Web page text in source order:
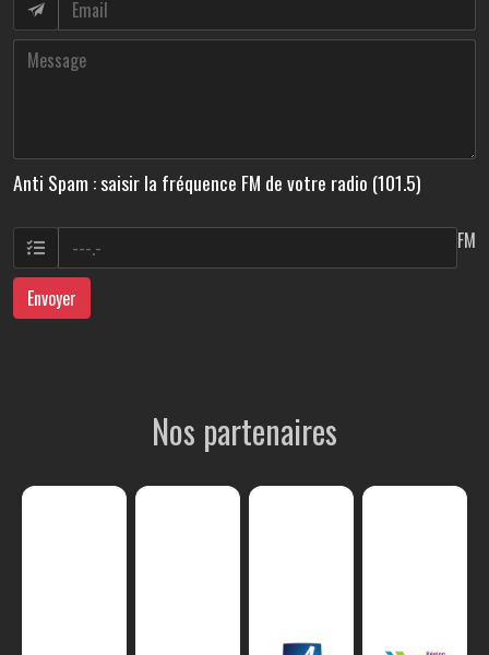
Anti Spam : saisir la fréquence FM de votre radio (101.5)
FM
Envoyer
Nos partenaires